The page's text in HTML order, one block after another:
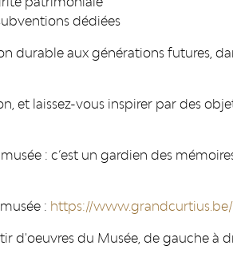
dédiées
durable aux générations futures,
et laissez-vous inspirer par des
: c’est un gardien des
: https://
d'oeuvres du Musée, de gauche à